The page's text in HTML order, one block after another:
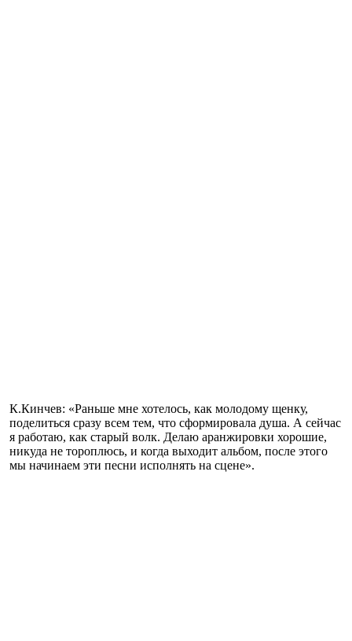
К.Кинчев: «Раньше мне хотелось, как молодому щенку,
поделиться сразу всем тем, что сформировала душа. А сейчас
я работаю, как старый волк. Делаю аранжировки хорошие,
никуда не тороплюсь, и когда выходит альбом, после этого
мы начинаем эти песни исполнять на сцене».